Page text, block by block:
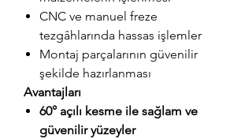
CNC ve manuel freze
tezgâhlarında hassas işlemler
Montaj parçalarının güvenilir
şekilde hazırlanması
Avantajları
60° açılı kesme ile sağlam ve
güvenilir yüzeyler